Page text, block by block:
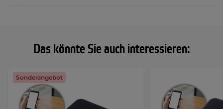
Das könnte Sie auch interessieren:
Sonderangebot